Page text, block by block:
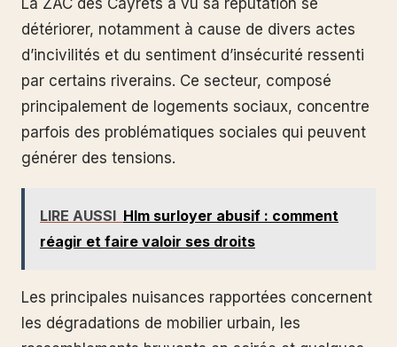
La ZAC des Cayrets a vu sa réputation se
détériorer, notamment à cause de divers actes
d’incivilités et du sentiment d’insécurité ressenti
par certains riverains. Ce secteur, composé
principalement de logements sociaux, concentre
parfois des problématiques sociales qui peuvent
générer des tensions.
LIRE AUSSI Hlm surloyer abusif : comment
réagir et faire valoir ses droits
Les principales nuisances rapportées concernent
les dégradations de mobilier urbain, les